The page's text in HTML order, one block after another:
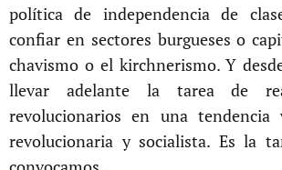
política de independencia de
confiar en sectores burgueses o
chavismo o el kirchnerismo. Y
llevar adelante la tarea de
revolucionarios en una tendencia
revolucionaria y socialista. Es la